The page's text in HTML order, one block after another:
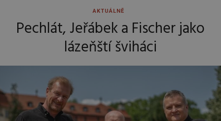
AKTUÁLNĚ
Pechlát, Jeřábek a Fischer jako
lázeňští šviháci